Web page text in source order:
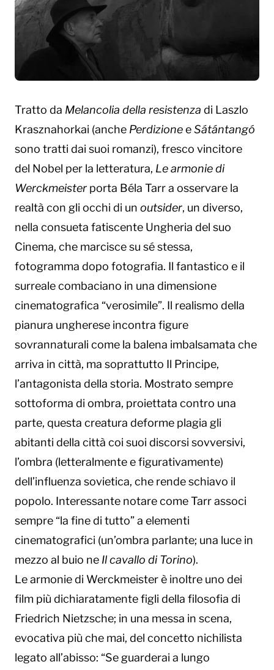
Tratto da Melancolia della resistenza di Laszlo
Krasznahorkai (anche PerdizioneeSátántangó
sono tratti dai suoi romanzi), fresco vincitore
del Nobel per la letteratura, Le armonie di
Werckmeister porta Béla Tarr a osservare la
realtà con gli occhi di un outsider, un diverso,
nella consueta fatiscente Ungheria del suo
Cinema, che marcisce su sé stessa,
fotogramma dopo fotografia. Il fantastico e il
surreale combaciano in una dimensione
cinematografica “verosimile”. Il realismo della
pianura ungherese incontra figure
sovrannaturali come la balena imbalsamata che
arriva in città, ma soprattutto Il Principe,
l’antagonista della storia. Mostrato sempre
sottoforma di ombra, proiettata contro una
parte, questa creatura deforme plagia gli
abitanti della città coi suoi discorsi sovversivi,
l’ombra (letteralmente e figurativamente)
dell’influenza sovietica, che rende schiavo il
popolo. Interessante notare come Tarr associ
sempre “la fine di tutto” a elementi
cinematografici (un’ombra parlante; una luce in
mezzo al buio ne Il cavallo di Torino).
Le armonie di Werckmeister è inoltre uno dei
film più dichiaratamente figli della filosofia di
Friedrich Nietzsche; in una messa in scena,
evocativa più che mai, del concetto nichilista
legato all’abisso: “Se guarderai a lungo